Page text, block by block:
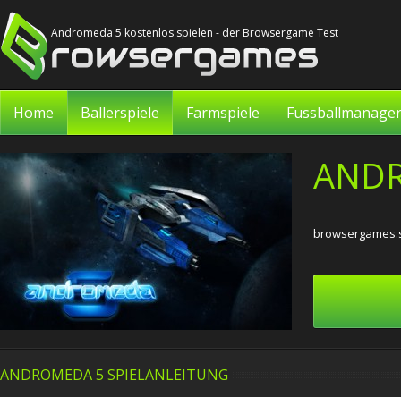
Andromeda 5 kostenlos spielen - der Browsergame Test
Home Ballerspiele Farmspiele Fussballmanager
ANDROMEDA 5 SPIELANLEITUNG